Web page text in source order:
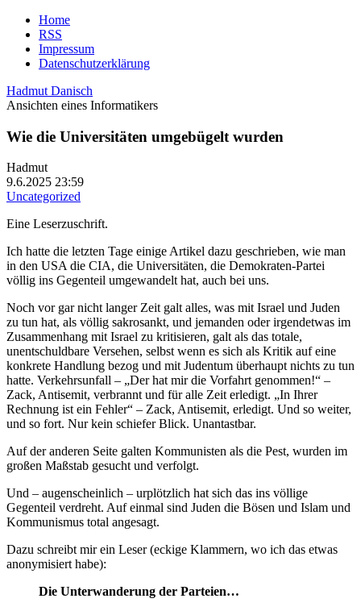
Home
RSS
Impressum
Datenschutzerklärung
Hadmut Danisch
Ansichten eines Informatikers
Wie die Universitäten umgebügelt wurden
Hadmut
9.6.2025 23:59
Uncategorized
Eine Leserzuschrift.
Ich hatte die letzten Tage einige Artikel dazu geschrieben, wie man
in den USA die CIA, die Universitäten, die Demokraten-Partei
völlig ins Gegenteil umgewandelt hat, auch bei uns.
Noch vor gar nicht langer Zeit galt alles, was mit Israel und Juden
zu tun hat, als völlig sakrosankt, und jemanden oder irgendetwas im
Zusammenhang mit Israel zu kritisieren, galt als das totale,
unentschuldbare Versehen, selbst wenn es sich als Kritik auf eine
konkrete Handlung bezog und mit Judentum überhaupt nichts zu tun
hatte. Verkehrsunfall – „Der hat mir die Vorfahrt genommen!“ –
Zack, Antisemit, verbrannt und für alle Zeit erledigt. „In Ihrer
Rechnung ist ein Fehler“ – Zack, Antisemit, erledigt. Und so weiter,
und so fort. Nur kein schiefer Blick. Unantastbar.
Auf der anderen Seite galten Kommunisten als die Pest, wurden im
großen Maßstab gesucht und verfolgt.
Und – augenscheinlich – urplötzlich hat sich das ins völlige
Gegenteil verdreht. Auf einmal sind Juden die Bösen und Islam und
Kommunismus total angesagt.
Dazu schreibt mir ein Leser (eckige Klammern, wo ich das etwas
anonymisiert habe):
Die Unterwanderung der Parteien…